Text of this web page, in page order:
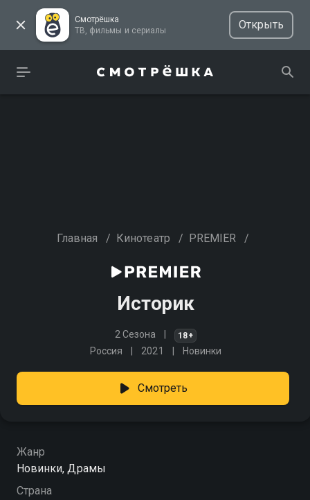
Смотрёшка
ТВ, фильмы и сериалы
Открыть
Главная / Кинотеатр / PREMIER /
Историк
2 Сезона 18+
Россия 2021 Новинки
Смотреть
Жанр
Новинки, Драмы
Страна